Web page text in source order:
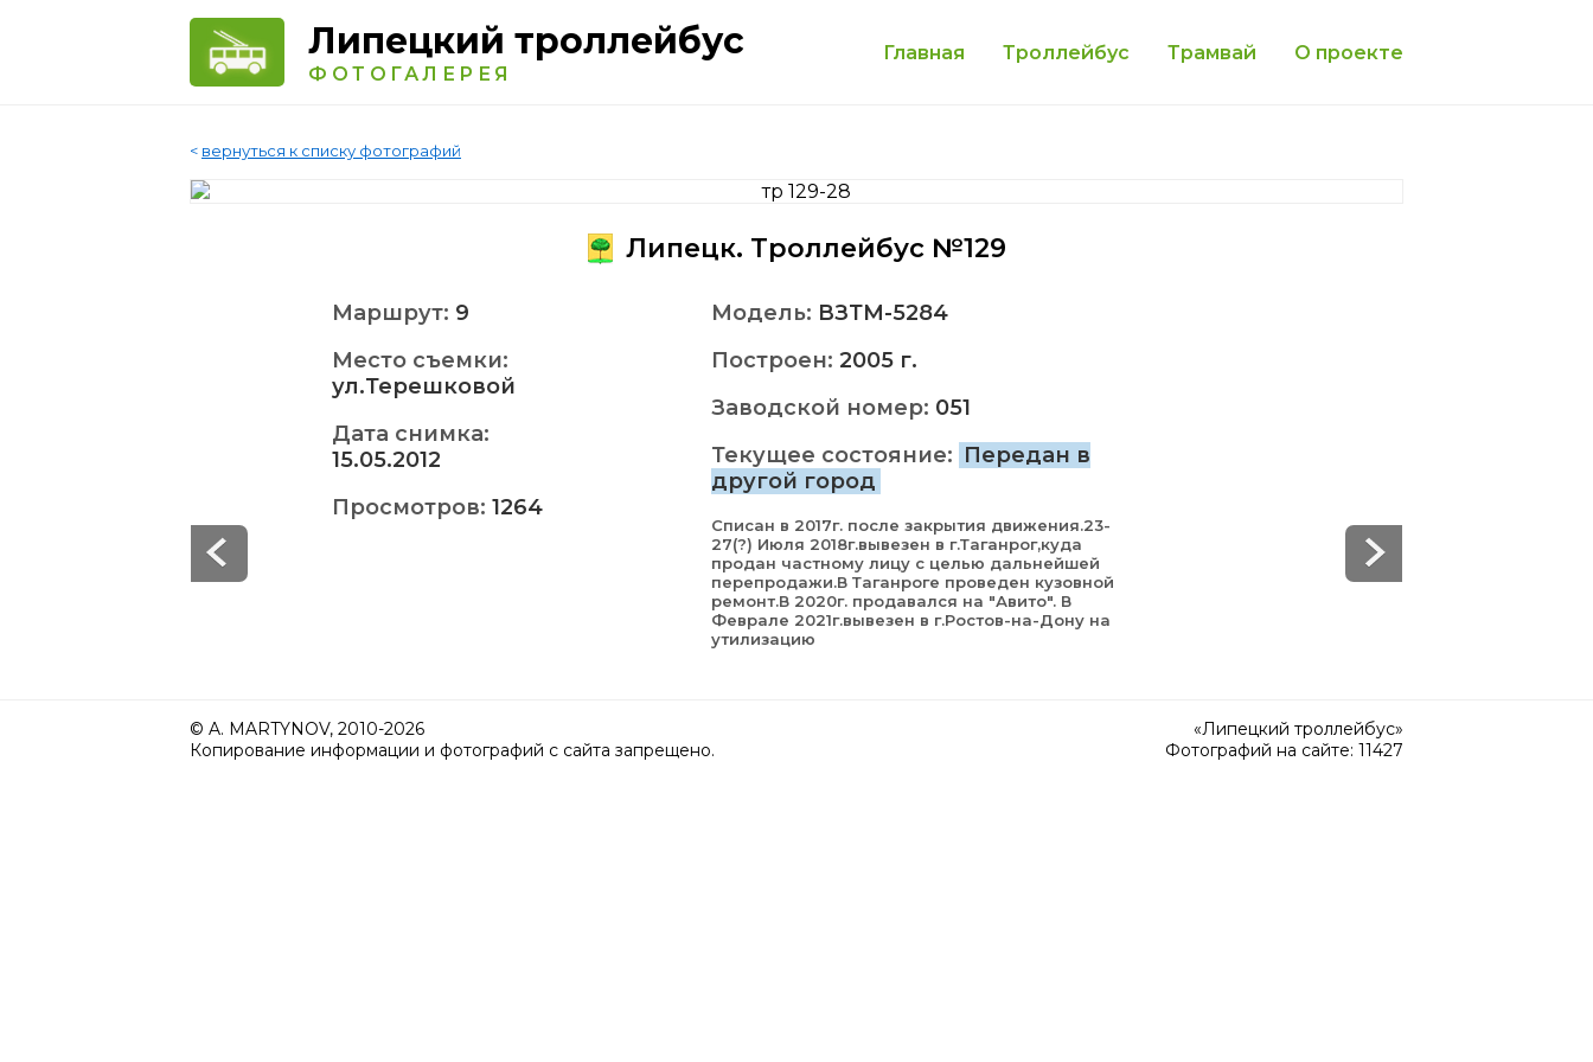
Липецкий троллейбус
ФОТОГАЛЕРЕЯ
Главная Троллейбус Трамвай О проекте
< вернуться к списку фотографий
Липецк. Троллейбус №129
Маршрут: 9
Место съемки:
ул.Терешковой
Дата снимка:
15.05.2012
Просмотров: 1264
Модель: ВЗТМ-5284
Построен: 2005 г.
Заводской номер: 051
Текущее состояние: Передан в
другой город
Списан в 2017г. после закрытия движения.23-
27(?) Июля 2018г.вывезен в г.Таганрог,куда
продан частному лицу с целью дальнейшей
перепродажи.В Таганроге проведен кузовной
ремонт.В 2020г. продавался на "Авито". В
Феврале 2021г.вывезен в г.Ростов-на-Дону на
утилизацию
© A. MARTYNOV, 2010-2026
Копирование информации и фотографий с сайта запрещено.
«Липецкий троллейбус»
Фотографий на сайте: 11427